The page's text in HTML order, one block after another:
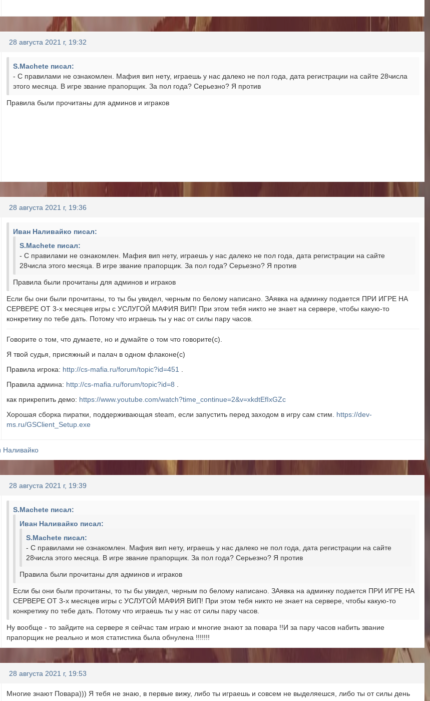
28 августа 2021 г, 19:32
S.Machete писал:
- С правилами не ознакомлен. Мафия вип нету, играешь у нас далеко не пол года, дата регистрации на сайте 28числа
этого месяца. В игре звание прапорщик. За пол года? Серьезно? Я против
Правила были прочитаны для админов и играков
28 августа 2021 г, 19:36
Иван Наливайко писал:
S.Machete писал:
- С правилами не ознакомлен. Мафия вип нету, играешь у нас далеко не пол года, дата регистрации на сайте
28числа этого месяца. В игре звание прапорщик. За пол года? Серьезно? Я против
Правила были прочитаны для админов и играков
Если бы они были прочитаны, то ты бы увидел, черным по белому написано. ЗАявка на админку подается ПРИ ИГРЕ НА
СЕРВЕРЕ ОТ 3-х месяцев игры с УСЛУГОЙ МАФИЯ ВИП! При этом тебя никто не знает на сервере, чтобы какую-то
конкретику по тебе дать. Потому что играешь ты у нас от силы пару часов.
Говорите о том, что думаете, но и думайте о том что говорите(с).
Я твой судья, присяжный и палач в одном флаконе(с)
Правила игрока: http://cs-mafia.ru/forum/topic?id=451
Правила админа: http://cs-mafia.ru/forum/topic?id=8
как прикрепить демо: https://www.youtube.com/watch?time_continue=2&v=xkdtEfIxGZc
Хорошая сборка пиратки, поддерживающая steam, если запустить перед заходом в игру сам стим. https://dev-
ms.ru/GSClient_Setup.exe
Наливайко
28 августа 2021 г, 19:39
S.Machete писал:
Иван Наливайко писал:
S.Machete писал:
- С правилами не ознакомлен. Мафия вип нету, играешь у нас далеко не пол года, дата регистрации на сайте
28числа этого месяца. В игре звание прапорщик. За пол года? Серьезно? Я против
Правила были прочитаны для админов и играков
Если бы они были прочитаны, то ты бы увидел, черным по белому написано. ЗАявка на админку подается ПРИ ИГРЕ НА
СЕРВЕРЕ ОТ 3-х месяцев игры с УСЛУГОЙ МАФИЯ ВИП! При этом тебя никто не знает на сервере, чтобы какую-то
конкретику по тебе дать. Потому что играешь ты у нас от силы пару часов.
Ну вообще - то зайдите на сервере я сейчас там играю и многие знают за повара !!И за пару часов набить звание
прапорщик не реально и моя статистика была обнулена !!!!!!!
28 августа 2021 г, 19:53
Многие знают Повара))) Я тебя не знаю, в первые вижу, либо ты играешь и совсем не выделяешся, либо ты от силы день